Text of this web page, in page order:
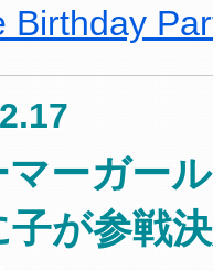
Birthday
マーガー
子が参戦